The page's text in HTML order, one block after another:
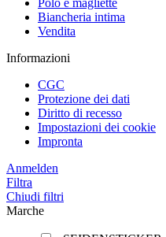
Biancheria intima
Vendita
Informazioni
CGC
Protezione dei dati
Diritto di recesso
Impostazioni dei cookie
Impronta
Anmelden
Filtra
Chiudi filtri
Marche